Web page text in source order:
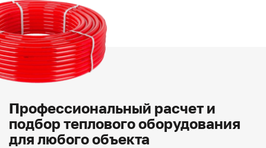
Профессиональный расчет и
подбор теплового оборудования
для любого объекта